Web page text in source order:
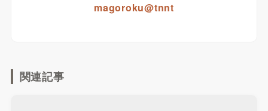
magoroku@tnnt
関連記事